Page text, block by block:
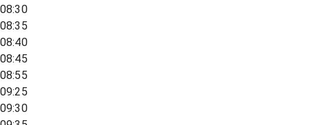
08:30
08:35
08:40
08:45
08:55
09:25
09:30